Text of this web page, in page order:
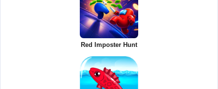
Red Imposter Hunt